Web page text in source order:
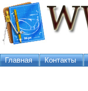
Главная Контакты